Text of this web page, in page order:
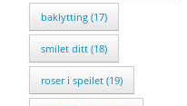
baklytting (17)
smilet ditt (18)
roser i speilet (19)